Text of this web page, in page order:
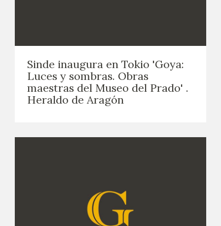
Sinde inaugura en Tokio 'Goya:
Luces y sombras. Obras
maestras del Museo del Prado' .
Heraldo de Aragón